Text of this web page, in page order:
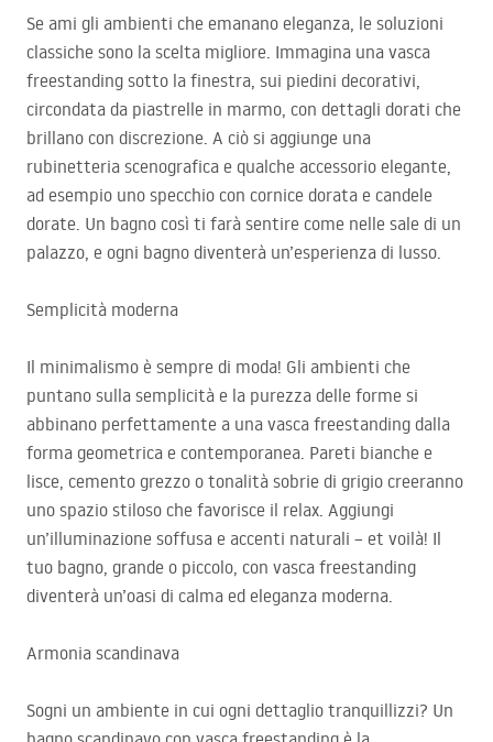
Se ami gli ambienti che emanano eleganza, le soluzioni
classiche sono la scelta migliore. Immagina una vasca
freestanding sotto la finestra, sui piedini decorativi,
circondata da piastrelle in marmo, con dettagli dorati che
brillano con discrezione. A ciò si aggiunge una
rubinetteria scenografica e qualche accessorio elegante,
ad esempio uno specchio con cornice dorata e candele
dorate. Un bagno così ti farà sentire come nelle sale di un
palazzo, e ogni bagno diventerà un’esperienza di lusso.
Semplicità moderna
Il minimalismo è sempre di moda! Gli ambienti che
puntano sulla semplicità e la purezza delle forme si
abbinano perfettamente a una vasca freestanding dalla
forma geometrica e contemporanea. Pareti bianche e
lisce, cemento grezzo o tonalità sobrie di grigio creeranno
uno spazio stiloso che favorisce il relax. Aggiungi
un’illuminazione soffusa e accenti naturali – et voilà! Il
tuo bagno, grande o piccolo, con vasca freestanding
diventerà un’oasi di calma ed eleganza moderna.
Armonia scandinava
Sogni un ambiente in cui ogni dettaglio tranquillizzi? Un